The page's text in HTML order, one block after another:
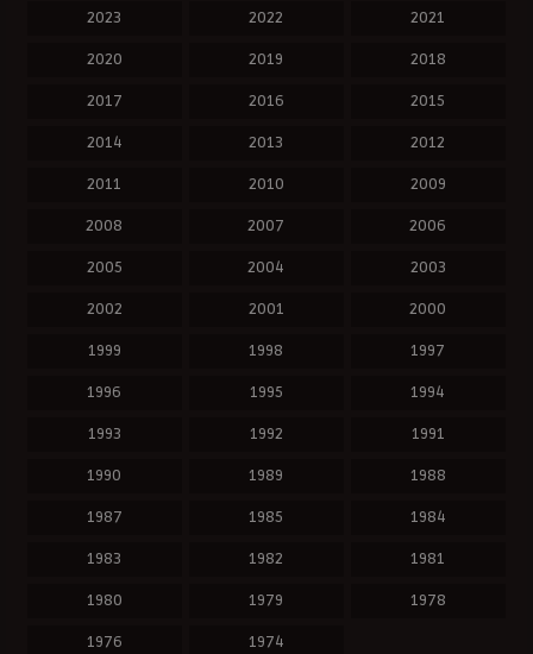
2023 2022 2021
2020 2019 2018
2017 2016 2015
2014 2013 2012
2011 2010 2009
2008 2007 2006
2005 2004 2003
2002 2001 2000
1999 1998 1997
1996 1995 1994
1993 1992 1991
1990 1989 1988
1987 1985 1984
1983 1982 1981
1980 1979 1978
1976 1974